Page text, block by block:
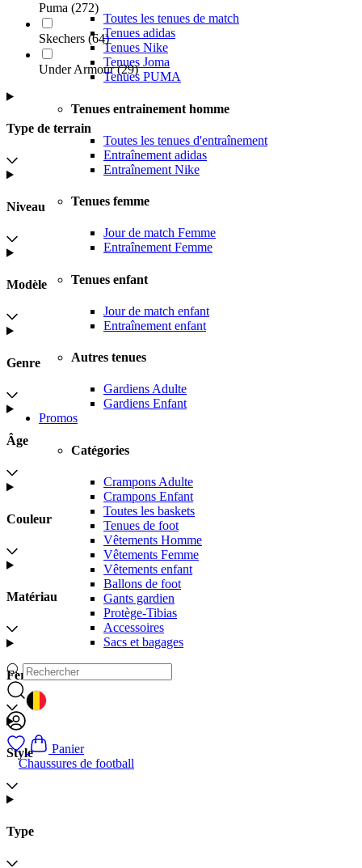
Toutes les tenues de match
Tenues adidas
Tenues Nike
Tenues Joma
Tenues PUMA
Tenues entrainement homme
Toutes les tenues d'entraînement
Entraînement adidas
Entraînement Nike
Tenues femme
Jour de match Femme
Entraînement Femme
Tenues enfant
Jour de match enfant
Entraînement enfant
Autres tenues
Gardiens Adulte
Gardiens Enfant
Promos
Catégories
Crampons Adulte
Crampons Enfant
Toutes les baskets
Tenues de foot
Vêtements Homme
Vêtements Femme
Vêtements enfant
Ballons de foot
Gants gardien
Protège-Tibias
Accessoires
Sacs et bagages
GEOLOCATION BUTTON: BELGIQUE
Panier
Chaussures de football
Puma (272)
Skechers (64)
Under Armour (29)
Type de terrain
Niveau
Modèle
Genre
Âge
Couleur
Matériau
Fermeture
Style
Type